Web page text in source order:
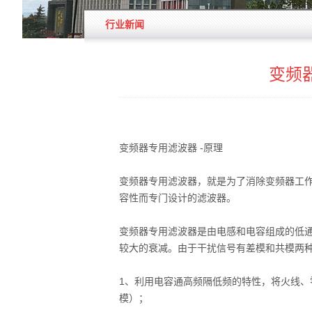
行业新闻
变频
变频器专用滤波器 -原理
变频器专用滤波器，就是为了消除变频器工
容性而专门设计的滤波器。
变频器专用滤波器是由电感和电容组成的低
较大的衰减。由于干扰信号有差模和共模两
1、利用电容通高频隔低频的特性，将火线
模）；